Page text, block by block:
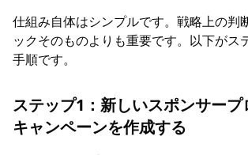
仕組み自体はシンプルです。戦略上の判
ックそのものよりも重要です。以下がス
手順です。
ステップ1：新しいスポンサー
キャンペーンを作成する